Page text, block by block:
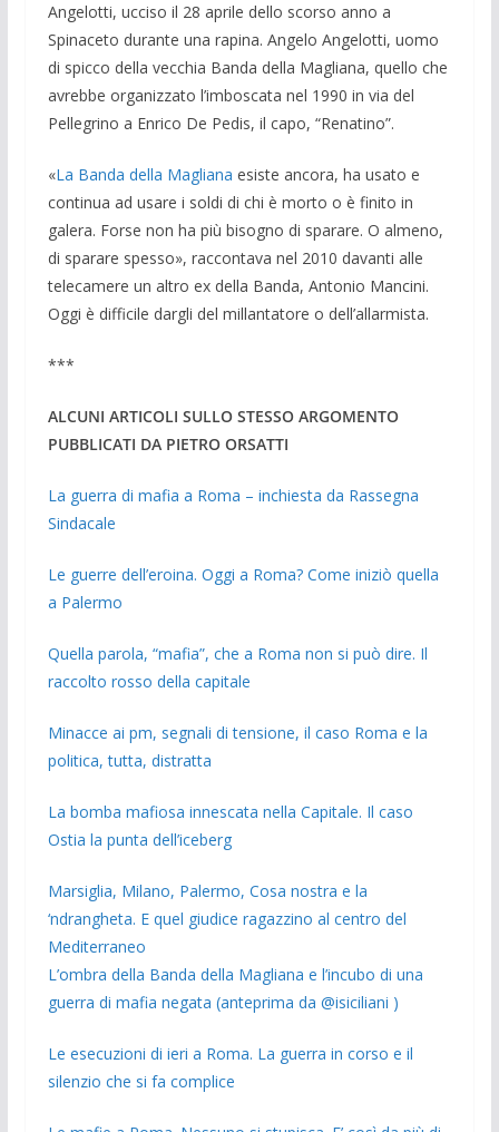
Angelotti, ucciso il 28 aprile dello scorso anno a
Spinaceto durante una rapina. Angelo Angelotti, uomo
di spicco della vecchia Banda della Magliana, quello che
avrebbe organizzato l’imboscata nel 1990 in via del
Pellegrino a Enrico De Pedis, il capo, “Renatino”.
«La Banda della Magliana esiste ancora, ha usato e
continua ad usare i soldi di chi è morto o è finito in
galera. Forse non ha più bisogno di sparare. O almeno,
di sparare spesso», raccontava nel 2010 davanti alle
telecamere un altro ex della Banda, Antonio Mancini.
Oggi è difficile dargli del millantatore o dell’allarmista.
***
ALCUNI ARTICOLI SULLO STESSO ARGOMENTO
PUBBLICATI DA PIETRO ORSATTI
La guerra di mafia a Roma – inchiesta da Rassegna
Sindacale
Le guerre dell’eroina. Oggi a Roma? Come iniziò quella
a Palermo
Quella parola, “mafia”, che a Roma non si può dire. Il
raccolto rosso della capitale
Minacce ai pm, segnali di tensione, il caso Roma e la
politica, tutta, distratta
La bomba mafiosa innescata nella Capitale. Il caso
Ostia la punta dell’iceberg
Marsiglia, Milano, Palermo, Cosa nostra e la
‘ndrangheta. E quel giudice ragazzino al centro del
Mediterraneo
L’ombra della Banda della Magliana e l’incubo di una
guerra di mafia negata (anteprima da @isiciliani )
Le esecuzioni di ieri a Roma. La guerra in corso e il
silenzio che si fa complice